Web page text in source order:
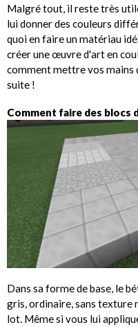
Malgré tout, il reste très
lui donner des couleurs
quoi en faire un matériau
créer une œuvre d'art en
comment mettre vos mains
suite !
Comment faire des blocs
Dans sa forme de base, le
gris, ordinaire, sans texture
lot. Même si vous lui